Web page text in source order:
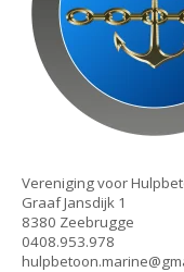
Vereniging voor
Graaf Jansdijk 1
8380 Zeebrugge
0408.953.978